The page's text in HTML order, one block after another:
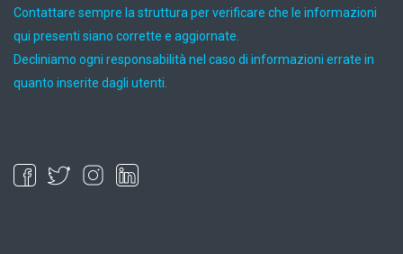
Contattare sempre la struttura per verificare che le informazioni
qui presenti siano corrette e aggiornate.
Decliniamo ogni responsabilità nel caso di informazioni errate in
quanto inserite dagli utenti.